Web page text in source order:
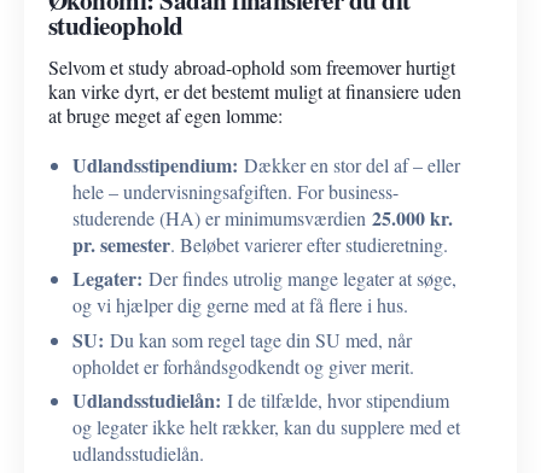
studieophold
Selvom et study abroad-ophold som freemover hurtigt
kan virke dyrt, er det bestemt muligt at finansiere uden
at bruge meget af egen lomme:
Udlandsstipendium: Dækker en stor del af – eller
hele – undervisningsafgiften. For business-
studerende (HA) er minimumsværdien 25.000 kr.
pr. semester. Beløbet varierer efter studieretning.
Legater: Der findes utrolig mange legater at søge,
og vi hjælper dig gerne med at få flere i hus.
SU: Du kan som regel tage din SU med, når
opholdet er forhåndsgodkendt og giver merit.
Udlandsstudielån: I de tilfælde, hvor stipendium
og legater ikke helt rækker, kan du supplere med et
udlandsstudielån.